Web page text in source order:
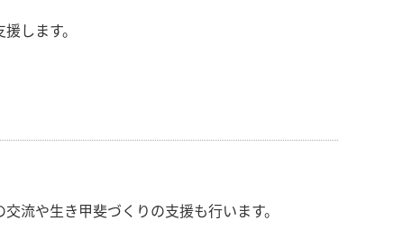
します。
流や生き甲斐づくりの支援も行います。